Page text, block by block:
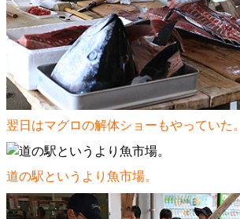
翌日はマグロの解体ショーもやっていた。
道の駅というより魚市場。